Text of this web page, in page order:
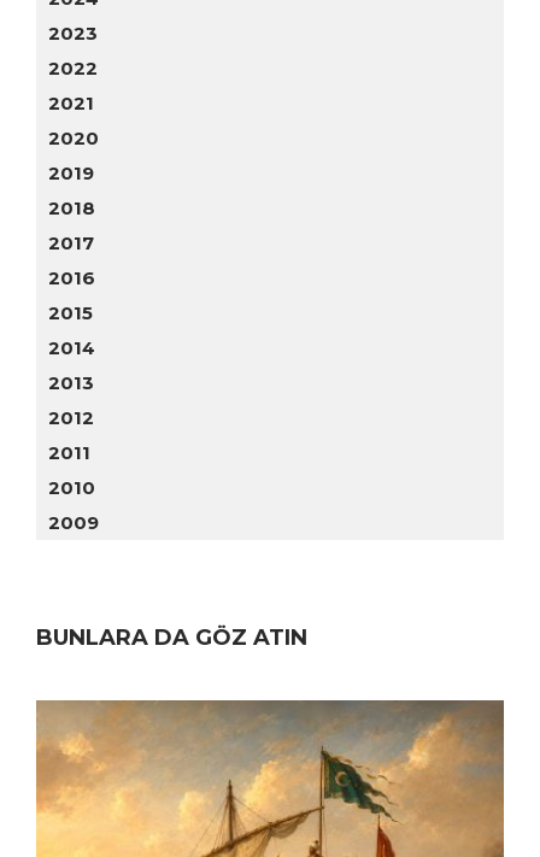
2023
2022
2021
2020
2019
2018
2017
2016
2015
2014
2013
2012
2011
2010
2009
BUNLARA DA GÖZ ATIN